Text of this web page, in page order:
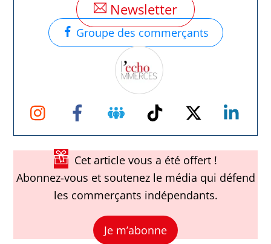
Newsletter
Groupe des commerçants
Instagram Facebook Groupe
Facebook
TikTok Twitter
Cet article vous a été offert !
Abonnez-vous et soutenez le média qui défend
les commerçants indépendants.
Je m’abonne